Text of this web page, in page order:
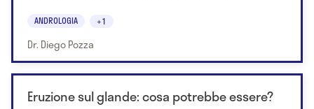
ANDROLOGIA +1
Dr. Diego Pozza
Eruzione sul glande: cosa potrebbe essere?